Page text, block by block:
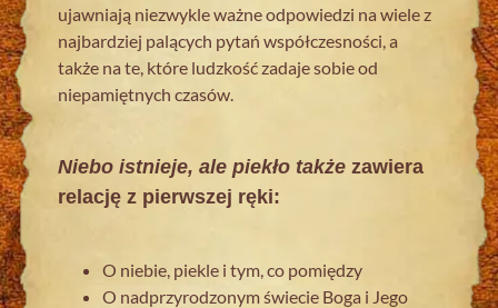
ujawniają niezwykle ważne odpowiedzi na wiele z
najbardziej palących pytań współczesności, a
także na te, które ludzkość zadaje sobie od
niepamiętnych czasów.
Niebo istnieje, ale piekło także zawiera
relację z pierwszej ręki:
O niebie, piekle i tym, co pomiędzy
O nadprzyrodzonym świecie Boga i Jego